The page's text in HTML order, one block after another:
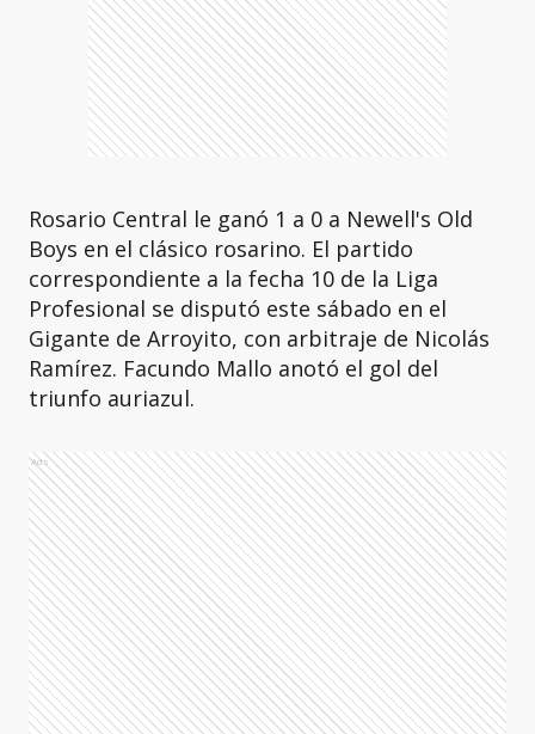
Rosario Central le ganó 1 a 0 a Newell's Old
Boys en el clásico rosarino. El partido
correspondiente a la fecha 10 de la Liga
Profesional se disputó este sábado en el
Gigante de Arroyito, con arbitraje de Nicolás
Ramírez. Facundo Mallo anotó el gol del
triunfo auriazul.
Ads